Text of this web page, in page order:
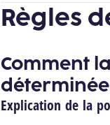
Règles
Comment
déterminée
Explication de la